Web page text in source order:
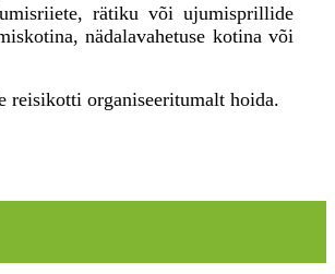
rätiku või ujumisprillide
nädalavahetuse kotina või
reisikotti organiseeritumalt hoida.